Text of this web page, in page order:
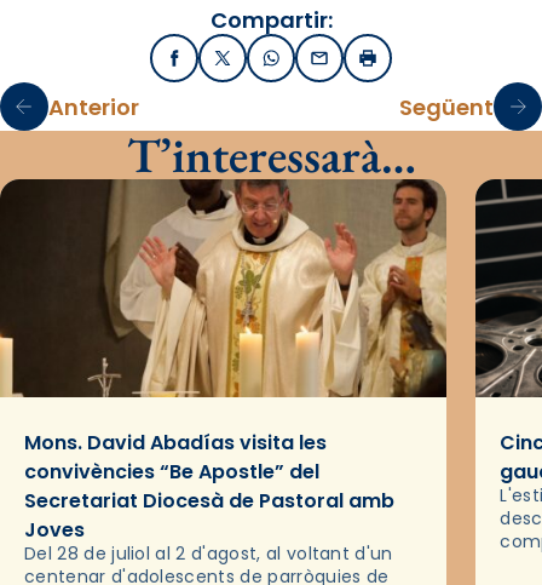
Compartir:
FacebookX / TwitterWhatsApp
EmailImprimir
Anterior Següent
T’interessarà…
Mons. David Abadías visita les
convivències “Be Apostle” del
Secretariat Diocesà de Pastoral amb
Joves
Del 28 de juliol al 2 d'agost, al voltant d'un
centenar d'adolescents de parròquies de